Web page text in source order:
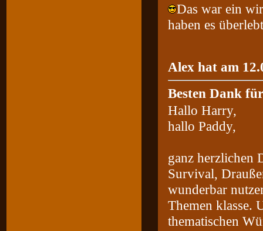
Das war ein
haben es
Alex hat am
Besten Dank
Hallo Harry,
hallo Paddy,
ganz herzlichen
Survival,
wunderbar
Themen klasse.
thematischen